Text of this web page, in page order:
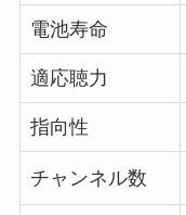
電池寿命
適応聴力
指向性
チャンネル数